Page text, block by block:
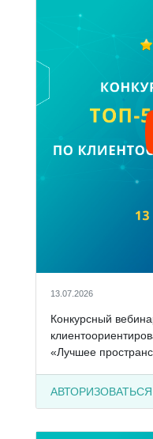
13.07.2026
Конкурсный
«Лучшее